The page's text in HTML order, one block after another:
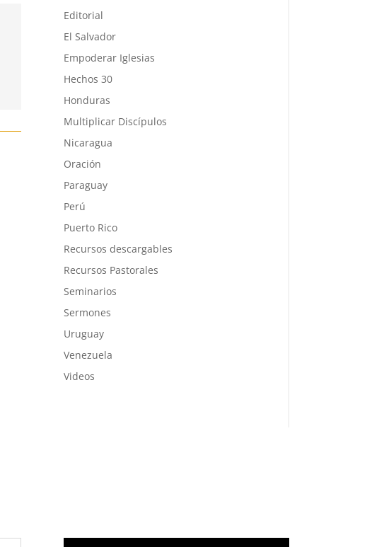
Editorial
El Salvador
Empoderar Iglesias
Hechos 30
Honduras
Multiplicar Discípulos
Nicaragua
Oración
Paraguay
Perú
Puerto Rico
Recursos descargables
Recursos Pastorales
Seminarios
Sermones
Uruguay
Venezuela
Videos